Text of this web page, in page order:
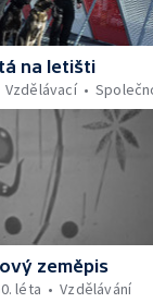
na letišti
Vzdělávací
zeměpis
léta Vzdělávání